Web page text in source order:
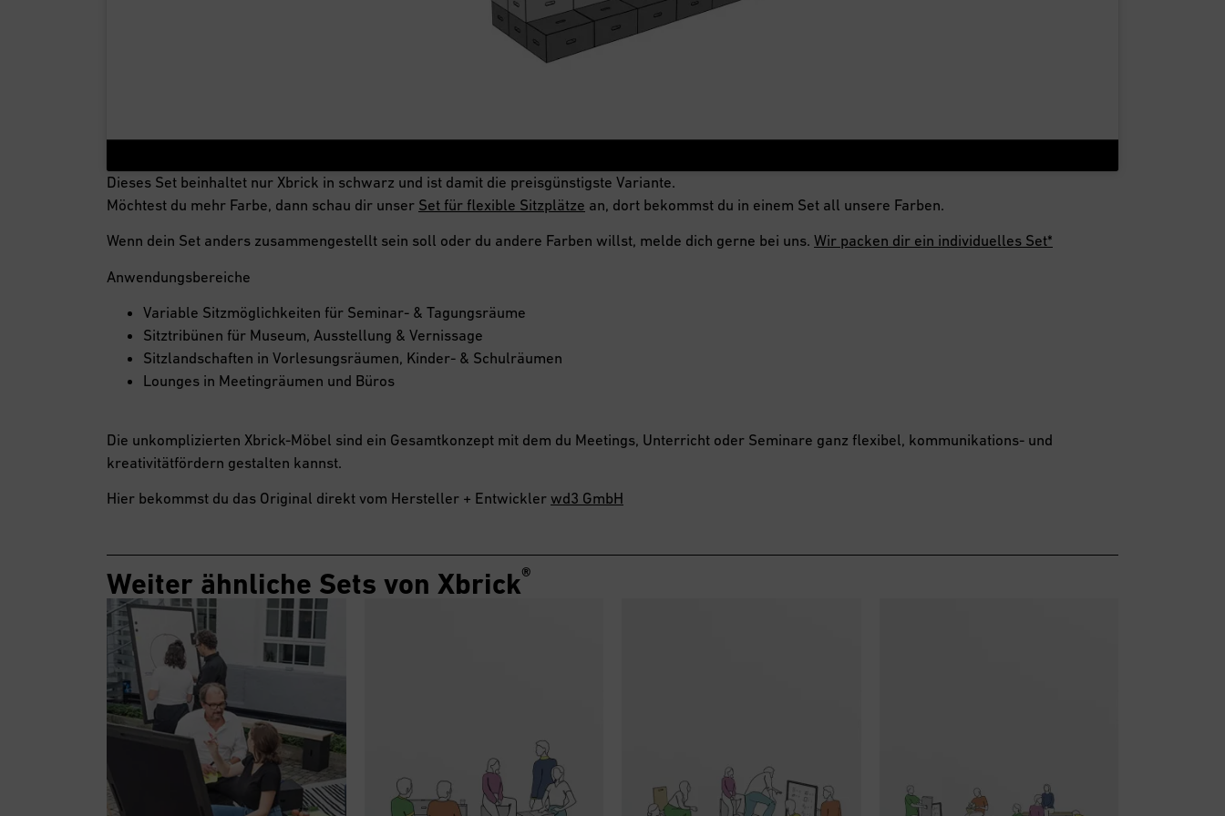
Dieses Set beinhaltet nur Xbrick in schwarz und ist damit die preisgünstigste Variante.
Möchtest du mehr Farbe, dann schau dir unser Set für flexible Sitzplätze an, dort bekommst du in einem Set all unsere Farben.
Wenn dein Set anders zusammengestellt sein soll oder du andere Farben willst, melde dich gerne bei uns. Wir packen dir ein individuelles Set*
Anwendungsbereiche
Variable Sitzmöglichkeiten für Seminar- & Tagungsräume
Sitztribünen für Museum, Ausstellung & Vernissage
Sitzlandschaften in Vorlesungsräumen, Kinder- & Schulräumen
Lounges in Meetingräumen und Büros
Die unkomplizierten Xbrick-Möbel sind ein Gesamtkonzept mit dem du Meetings, Unterricht oder Seminare ganz flexibel, kommunikations- und
kreativitätfördern gestalten kannst.
Hier bekommst du das Original direkt vom Hersteller + Entwickler wd3 GmbH
Weiter ähnliche Sets von Xbrick®